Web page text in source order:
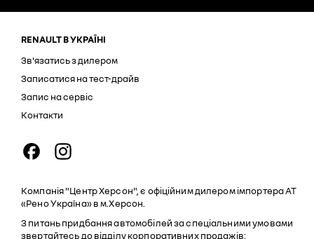
RENAULT В УКРАЇНІ
Зв'язатись з дилером
Записатися на тест-драйв
Запис на сервіс
Контакти
Компанія "Центр Херсон", є офіційним дилером імпортера АТ
«Рено Україна» в м.Херсон.
З питань придбання автомобілей за спеціальними умовами
звертайтесь до відділу корпоративних продажів: